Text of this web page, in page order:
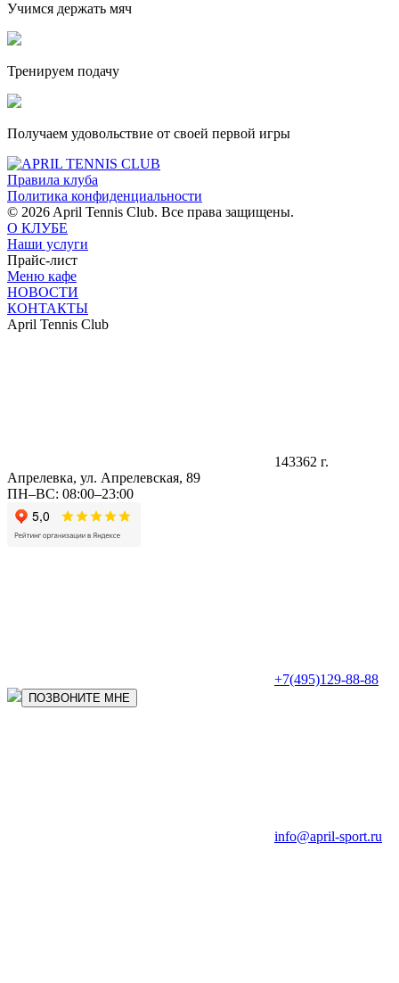
Учимся держать мяч
Тренируем подачу
Получаем удовольствие от своей первой игры
Правила клуба
Политика конфиденциальности
© 2026 April Tennis Club. Все права защищены.
О КЛУБЕ
Наши услуги
Прайс-лист
Меню кафе
НОВОСТИ
КОНТАКТЫ
April Tennis Club
143362 г.
Апрелевка, ул. Апрелевская, 89
ПН–ВС: 08:00–23:00
+7(495)129-88-88
ПОЗВОНИТЕ МНЕ
info@april-sport.ru